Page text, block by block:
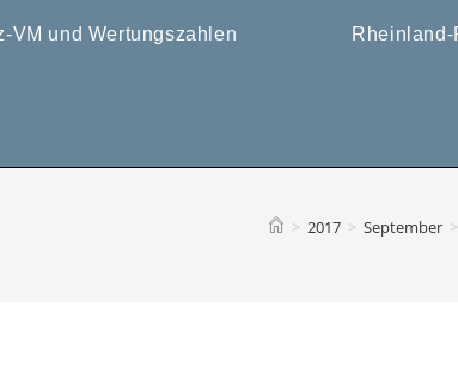
VM und Wertungszahlen
> 2017 > September >